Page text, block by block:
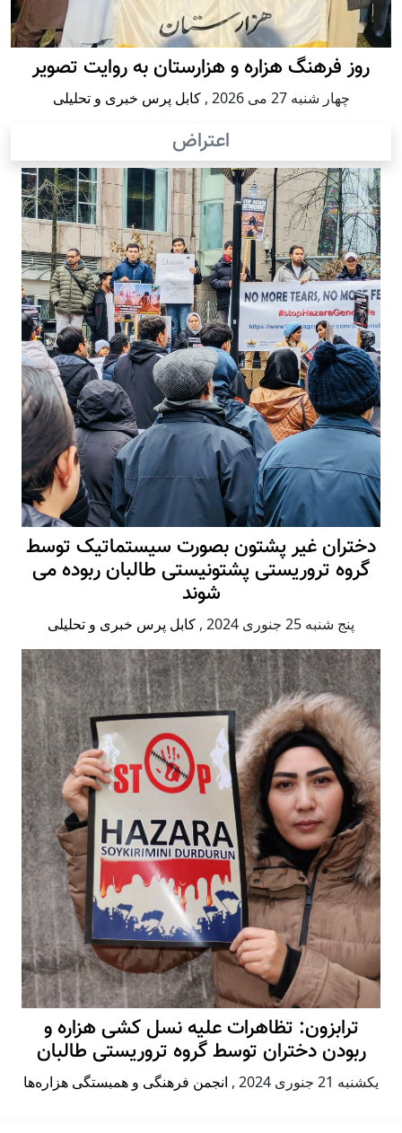
روز فرهنگ هزاره و هزارستان به روایت تصویر
چهار شنبه 27 می 2026 ,کابل پرس خبری و تحلیلی
اعتراض
دختران غیر پشتون بصورت سیستماتیک توسط
گروه تروریستی پشتونیستی طالبان ربوده می
شوند
پنج شنبه 25 جنوری 2024 , کابل پرس خبری و تحلیلی
ترابزون: تظاهرات علیه نسل کشی هزاره و
ربودن دختران توسط گروه تروریستی طالبان
يكشنبه 21 جنوری 2024 , انجمن فرهنگی و همبستگی هزاره‌ها